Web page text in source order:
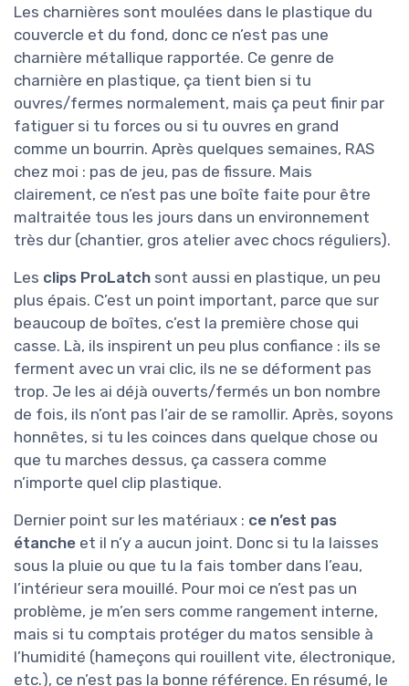
Les charnières sont moulées dans le plastique du
couvercle et du fond, donc ce n’est pas une
charnière métallique rapportée. Ce genre de
charnière en plastique, ça tient bien si tu
ouvres/fermes normalement, mais ça peut finir par
fatiguer si tu forces ou si tu ouvres en grand
comme un bourrin. Après quelques semaines, RAS
chez moi : pas de jeu, pas de fissure. Mais
clairement, ce n’est pas une boîte faite pour être
maltraitée tous les jours dans un environnement
très dur (chantier, gros atelier avec chocs réguliers).
Les clips ProLatch sont aussi en plastique, un peu
plus épais. C’est un point important, parce que sur
beaucoup de boîtes, c’est la première chose qui
casse. Là, ils inspirent un peu plus confiance : ils se
ferment avec un vrai clic, ils ne se déforment pas
trop. Je les ai déjà ouverts/fermés un bon nombre
de fois, ils n’ont pas l’air de se ramollir. Après, soyons
honnêtes, si tu les coinces dans quelque chose ou
que tu marches dessus, ça cassera comme
n’importe quel clip plastique.
Dernier point sur les matériaux : ce n’est pas
étanche et il n’y a aucun joint. Donc si tu la laisses
sous la pluie ou que tu la fais tomber dans l’eau,
l’intérieur sera mouillé. Pour moi ce n’est pas un
problème, je m’en sers comme rangement interne,
mais si tu comptais protéger du matos sensible à
l’humidité (hameçons qui rouillent vite, électronique,
etc.), ce n’est pas la bonne référence. En résumé, le